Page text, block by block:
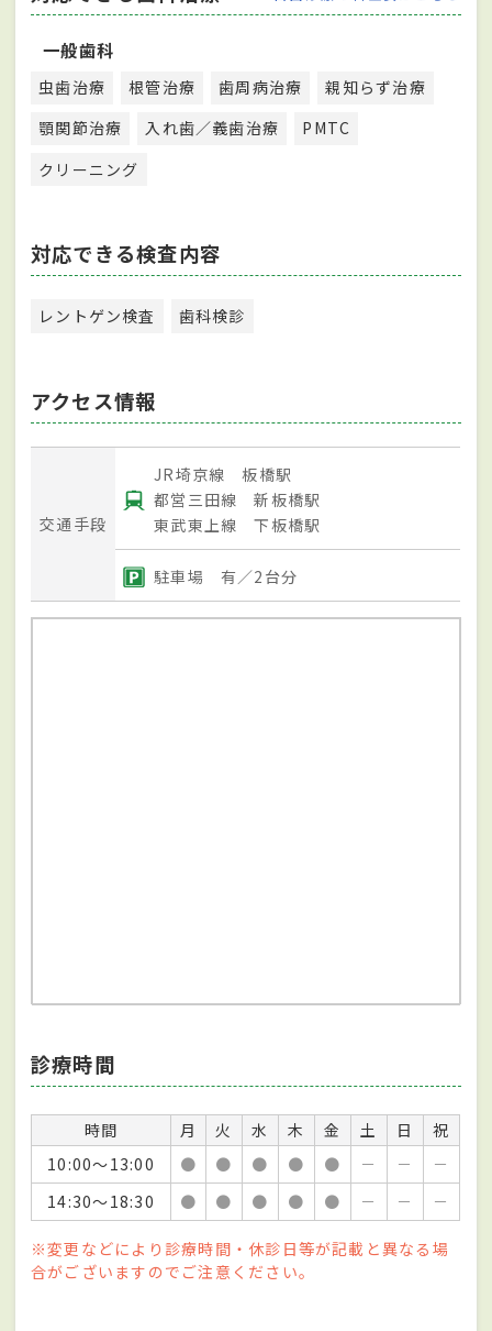
一般歯科
虫歯治療 根管治療 歯周病治療
親知らず治療
顎関節治療
入れ歯／義歯治療
PMTC
クリーニング
対応できる検査内容
レントゲン検査 歯科検診
アクセス情報
交通手段
JR埼京線 板橋駅
都営三田線 新板橋駅
東武東上線 下板橋駅
駐車場 有／2台分
診療時間
時間 月 火 水 木 金 土 日
祝
10:00～13:00
● ● ● ● ● － －
－
14:30～18:30
● ● ● ● ● － － －
※変更などにより診療時間・休診日等が記載と異なる場
合がございますのでご注意ください。